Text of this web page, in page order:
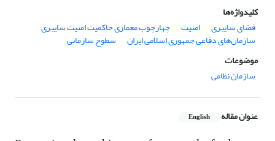
کلیدواژه‌ها
فضای سایبری
امنیت چهارچوب معماری حاکمیت امنیت سایبری
سازمان‌های دفاعی جمهوری اسلامی ایران
سطوح سازمانی
موضوعات
سازمان نظامی
عنوان مقاله English